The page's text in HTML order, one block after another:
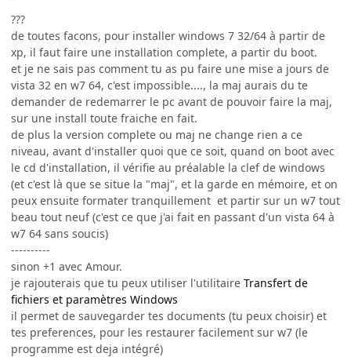
???
de toutes facons, pour installer windows 7 32/64 à partir de
xp, il faut faire une installation complete, a partir du boot.
et je ne sais pas comment tu as pu faire une mise a jours de
vista 32 en w7 64, c'est impossible...., la maj aurais du te
demander de redemarrer le pc avant de pouvoir faire la maj,
sur une install toute fraiche en fait.
de plus la version complete ou maj ne change rien a ce
niveau, avant d'installer quoi que ce soit, quand on boot avec
le cd d'installation, il vérifie au préalable la clef de windows
(et c'est là que se situe la "maj", et la garde en mémoire, et on
peux ensuite formater tranquillement et partir sur un w7 tout
beau tout neuf (c'est ce que j'ai fait en passant d'un vista 64 à
w7 64 sans soucis)
----------
sinon +1 avec Amour.
je rajouterais que tu peux utiliser l'utilitaire Transfert de
fichiers et paramètres Windows
il permet de sauvegarder tes documents (tu peux choisir) et
tes preferences, pour les restaurer facilement sur w7 (le
programme est deja intégré)